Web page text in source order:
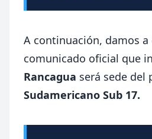
A continuación, damos a
comunicado oficial que
Rancagua será sede del
Sudamericano Sub 17.